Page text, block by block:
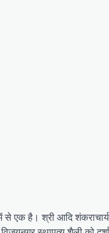
से एक है। श्री आदि